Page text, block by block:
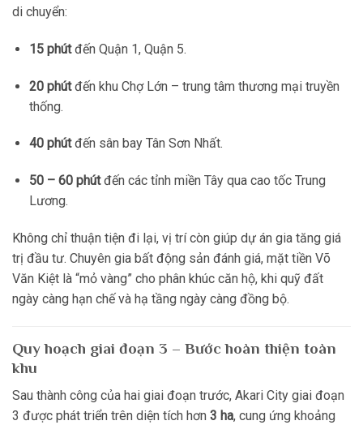
di chuyển:
15 phútđến Quận 1, Quận 5.
20 phútđến khu Chợ Lớn – trung tâm thương mại truyền
thống.
40 phútđến sân bay Tân Sơn Nhất.
50 – 60 phútđến các tỉnh miền Tây qua cao tốc Trung
Lương.
Không chỉ thuận tiện đi lại, vị trí còn giúp dự án gia tăng giá
trị đầu tư. Chuyên gia bất động sản đánh giá, mặt tiền Võ
Văn Kiệt là “mỏ vàng” cho phân khúc căn hộ, khi quỹ đất
ngày càng hạn chế và hạ tầng ngày càng đồng bộ.
Quy hoạch giai đoạn 3 – Bước hoàn thiện toàn
khu
Sau thành công của hai giai đoạn trước, Akari City giai đoạn
3 được phát triển trên diện tích hơn 3 ha, cung ứng khoảng